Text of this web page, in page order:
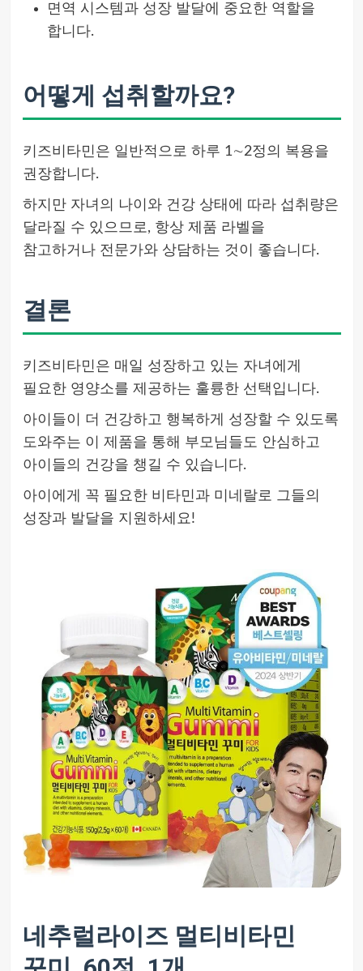
면역 시스템과 성장 발달에 중요한 역할을
합니다.
어떻게 섭취할까요?
키즈비타민은 일반적으로 하루 1∼2정의 복용을
권장합니다.
하지만 자녀의 나이와 건강 상태에 따라 섭취량은
달라질 수 있으므로, 항상 제품 라벨을
참고하거나 전문가와 상담하는 것이 좋습니다.
결론
키즈비타민은 매일 성장하고 있는 자녀에게
필요한 영양소를 제공하는 훌륭한 선택입니다.
아이들이 더 건강하고 행복하게 성장할 수 있도록
도와주는 이 제품을 통해 부모님들도 안심하고
아이들의 건강을 챙길 수 있습니다.
아이에게 꼭 필요한 비타민과 미네랄로 그들의
성장과 발달을 지원하세요!
네추럴라이즈 멀티비타민